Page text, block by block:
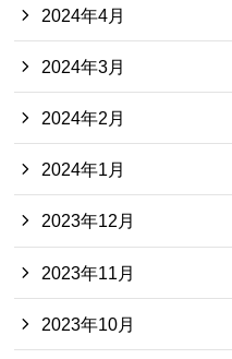
2024年4月
2024年3月
2024年2月
2024年1月
2023年12月
2023年11月
2023年10月